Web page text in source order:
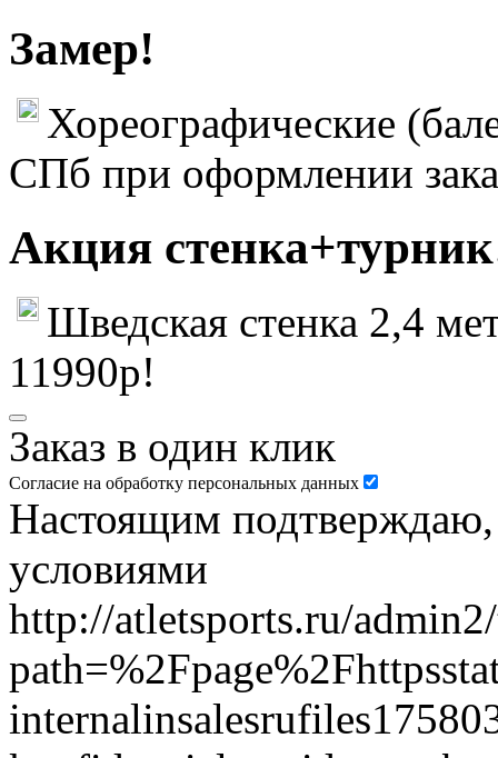
Замер!
Хореографические
СПб при оформлении
Акция
Шведская стенка 2,4
11990р!
Заказ в один клик
Согласие на обработку персональных данных
Настоящим подтверждаю,
условиями
http://atletsports.ru/